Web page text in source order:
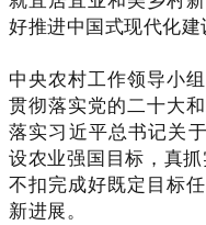
好推进中国式现代化建
中央农村工作领导小
贯彻落实党的二十大
落实习近平总书记关
设农业强国目标，真
不扣完成好既定目标
新进展。